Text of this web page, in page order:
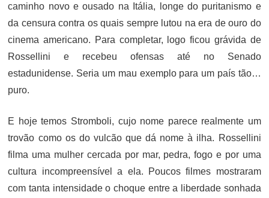
caminho novo e ousado na Itália, longe do puritanismo e
da censura contra os quais sempre lutou na era de ouro do
cinema americano. Para completar, logo ficou grávida de
Rossellini e recebeu ofensas até no Senado
estadunidense. Seria um mau exemplo para um país tão…
puro.
E hoje temos Stromboli, cujo nome parece realmente um
trovão como os do vulcão que dá nome à ilha. Rossellini
filma uma mulher cercada por mar, pedra, fogo e por uma
cultura incompreensível a ela. Poucos filmes mostraram
com tanta intensidade o choque entre a liberdade sonhada